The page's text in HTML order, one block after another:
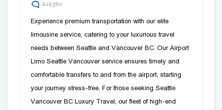
პასუხი
Experience premium transportation with our elite
limousine service, catering to your luxurious travel
needs between Seattle and Vancouver BC. OurAirport
Limo Seattle Vancouverservice ensures timely and
comfortable transfers to and from the airport, starting
your journey stress-free. For those seeking Seattle
Vancouver BC Luxury Travel, our fleet of high-end